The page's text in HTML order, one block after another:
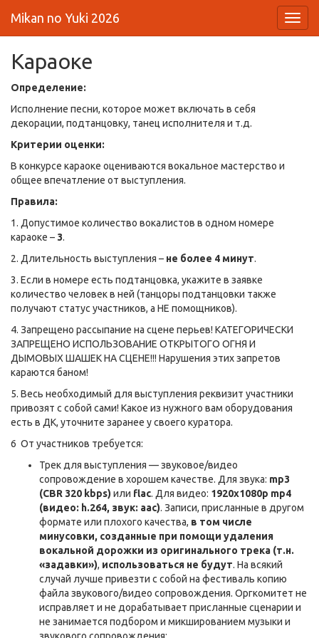
Mikan no Yuki 2026
Караоке
Определение:
Исполнение песни, которое может включать в себя
декорации, подтанцовку, танец исполнителя и т.д.
Критерии оценки:
В конкурсе караоке оцениваются вокальное мастерство и
общее впечатление от выступления.
Правила:
1. Допустимое количество вокалистов в одном номере
караоке – 3.
2. Длительность выступления – не более 4 минут.
3. Если в номере есть подтанцовка, укажите в заявке
количество человек в ней (танцоры подтанцовки также
получают статус участников, а НЕ помощников).
4. Запрещено рассыпание на сцене перьев! КАТЕГОРИЧЕСКИ
ЗАПРЕЩЕНО ИСПОЛЬЗОВАНИЕ ОТКРЫТОГО ОГНЯ И
ДЫМОВЫХ ШАШЕК НА СЦЕНЕ!!! Нарушения этих запретов
караются баном!
5. Весь необходимый для выступления реквизит участники
привозят с собой сами! Какое из нужного вам оборудования
есть в ДК, уточните заранее у своего куратора.
6 От участников требуется:
Трек для выступления — звуковое/видео
сопровождение в хорошем качестве. Для звука: mp3
(CBR 320 kbps) или flac. Для видео: 1920x1080p mp4
(видео: h.264, звук: aac). Записи, присланные в другом
формате или плохого качества, в том числе
минусовки, созданные при помощи удаления
вокальной дорожки из оригинального трека (т.н.
«задавки»), использоваться не будут. На всякий
случай лучше привезти с собой на фестиваль копию
файла звукового/видео сопровождения. Оргкомитет не
исправляет и не дорабатывает присланные сценарии и
не занимается подбором и микшированием музыки и